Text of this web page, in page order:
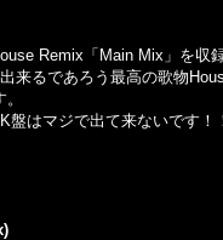
Remix「Main Mix」を収
来るであろう最高の歌物
盤はマジで出て来ないです！